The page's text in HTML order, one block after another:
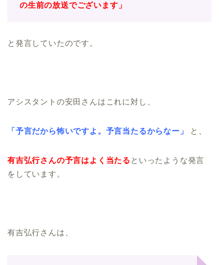
の生前の放送でございます」
と発言していたのです。
アシスタントの安田さんはこれに対し、
「予言だから怖いですよ。予言当たるからなー」 と、
有吉弘行さんの予言はよく当たる といったような発言
をしています。
有吉弘行さんは、